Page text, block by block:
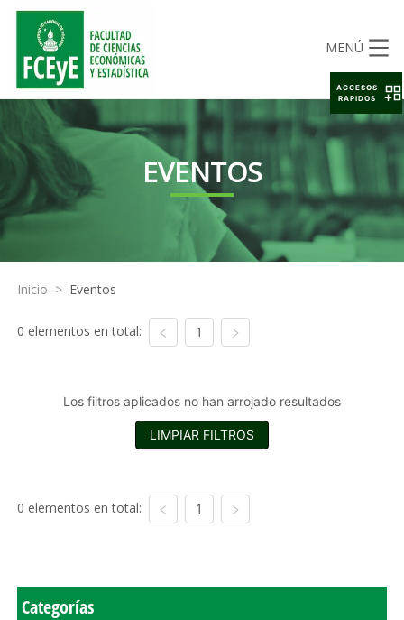
MENÚ
EVENTOS
Inicio > Eventos
0 elementos en total: 1
Los filtros aplicados no han arrojado resultados
LIMPIAR FILTROS
0 elementos en total: 1
Categorías
ACCESOS
RAPIDOS